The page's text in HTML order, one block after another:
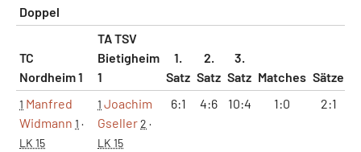
Doppel
TC
Nordheim 1
TA TSV
Bietigheim
1
1.
Satz
2.
Satz
3.
Satz Matches Sätze
1 Manfred
Widmann 1 ·
LK 15
1 Joachim
Gseller2 ·
LK 15
6:1 4:6 10:4 1:0 2:1